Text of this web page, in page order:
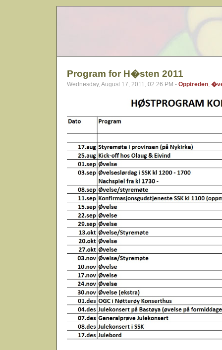
Program for H�sten 2011
Wednesday, August 17, 2011, 02:26 PM - Opptreden,